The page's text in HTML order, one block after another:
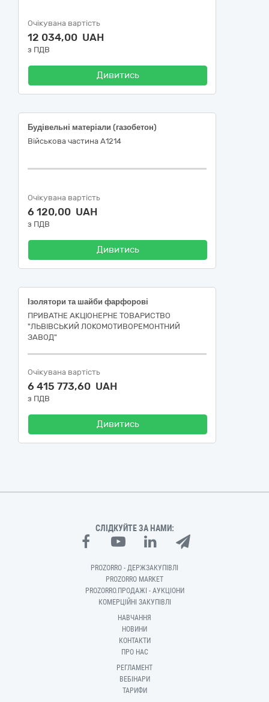
Очікувана вартість
12 034,00 UAH
з ПДВ
Дивитись
Будівельні матеріали (газобетон)
Військова частина А1214
Очікувана вартість
6 120,00 UAH
з ПДВ
Дивитись
Ізолятори та шайби фарфорові
ПРИВАТНЕ АКЦІОНЕРНЕ ТОВАРИСТВО
"ЛЬВІВСЬКИЙ ЛОКОМОТИВОРЕМОНТНИЙ
ЗАВОД"
Очікувана вартість
6 415 773,60 UAH
з ПДВ
Дивитись
СЛІДКУЙТЕ ЗА НАМИ:
PROZORRO - ДЕРЖЗАКУПІВЛІ
PROZORRO MARKET
PROZORRO.ПРОДАЖІ - АУКЦІОНИ
КОМЕРЦІЙНІ ЗАКУПІВЛІ
НАВЧАННЯ
НОВИНИ
КОНТАКТИ
ПРО НАС
РЕГЛАМЕНТ
ВЕБІНАРИ
ТАРИФИ